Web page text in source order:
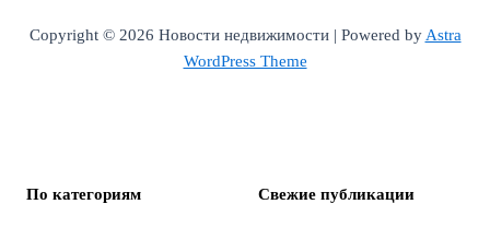
Copyright © 2026 Новости недвижимости | Powered byAstra
WordPress Theme
По категориям Свежие публикации